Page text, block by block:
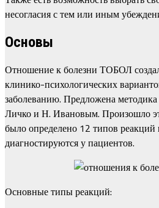
несогласия с тем или иным
Основы
Отношение к болезни ТОБОЛ
клинико-психологических
заболеванию. Предложена
Личко и Н. Ивановым. Произошло
было определено 12 типов реакций
диагностируются у пациентов.
Основные типы реакций: